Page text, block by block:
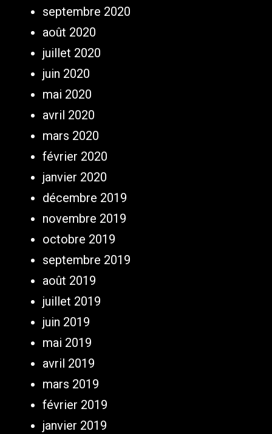
septembre 2020
août 2020
juillet 2020
juin 2020
mai 2020
avril 2020
mars 2020
février 2020
janvier 2020
décembre 2019
novembre 2019
octobre 2019
septembre 2019
août 2019
juillet 2019
juin 2019
mai 2019
avril 2019
mars 2019
février 2019
janvier 2019